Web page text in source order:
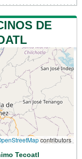
DE
contributors
Tecoatl